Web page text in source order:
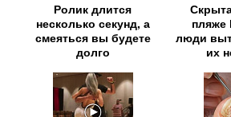
Ролик длится
несколько секунд, а
смеяться вы будете
долго
люди
их